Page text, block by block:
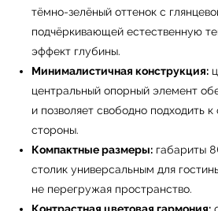
тёмно-зелёный оттенок с
подчёркивающей естественную
эффект глубины.
Минималистичная конструкция:
центральный опорный элемент
и позволяет свободно подходить
стороны.
Компактные размеры: габариты
столик универсальным для
не перегружая пространство.